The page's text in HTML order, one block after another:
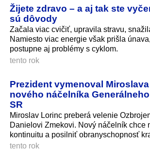
Žijete zdravo – a aj tak ste
sú dôvody
Začala viac cvičiť, upravila stravu,
Namiesto viac energie však prišla
postupne aj problémy s cyklom.
tento rok
Prezident vymenoval
nového náčelníka
SR
Miroslav Lorinc preberá velenie
Danielovi Zmekovi. Nový náčelník chce
kontinuitu a posilniť obranyschopnosť
tento rok